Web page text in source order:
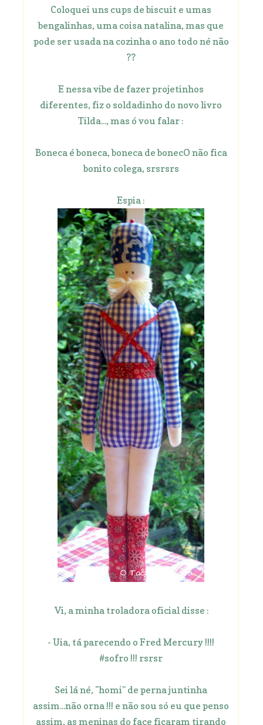
Coloquei uns cups de biscuit e umas
bengalinhas, uma coisa natalina, mas que
pode ser usada na cozinha o ano todo né não
??
E nessa vibe de fazer projetinhos
diferentes, fiz o soldadinho do novo livro
Tilda..., mas ó vou falar :
Boneca é boneca, boneca de bonecO não fica
bonito colega, srsrsrs
Espia :
Vi, a minha troladora oficial disse :
- Uia, tá parecendo o Fred Mercury !!!!
#sofro !!! rsrsr
Sei lá né, "homi" de perna juntinha
assim...não orna !!! e não sou só eu que penso
assim, as meninas do face ficaram tirando